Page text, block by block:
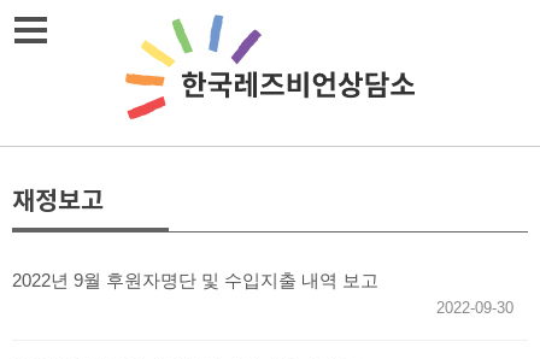
Skip
재정보고
2022년 9월 후원자명단 및 수입지출 내역 보고
2022-09-30